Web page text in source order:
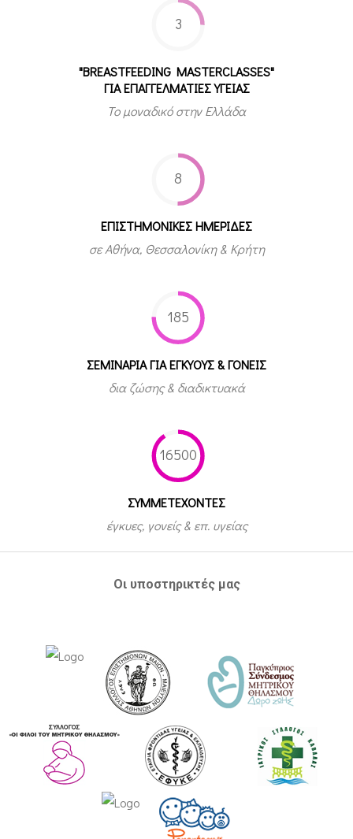
3
"BREASTFEEDING MASTERCLASSES"
ΓΙΑ ΕΠΑΓΓΕΛΜΑΤΙΕΣ ΥΓΕΙΑΣ
Το μοναδικό στην Ελλάδα
8
ΕΠΙΣΤΗΜΟΝΙΚΕΣ ΗΜΕΡΙΔΕΣ
σε Αθήνα, Θεσσαλονίκη & Κρήτη
185
ΣΕΜΙΝΑΡΙΑ ΓΙΑ ΕΓΚΥΟΥΣ & ΓΟΝΕΙΣ
δια ζώσης & διαδικτυακά
16500
ΣΥΜΜΕΤEΧΟΝΤΕΣ
έγκυες, γονείς & επ. υγείας
Οι υποστηρικτές μας